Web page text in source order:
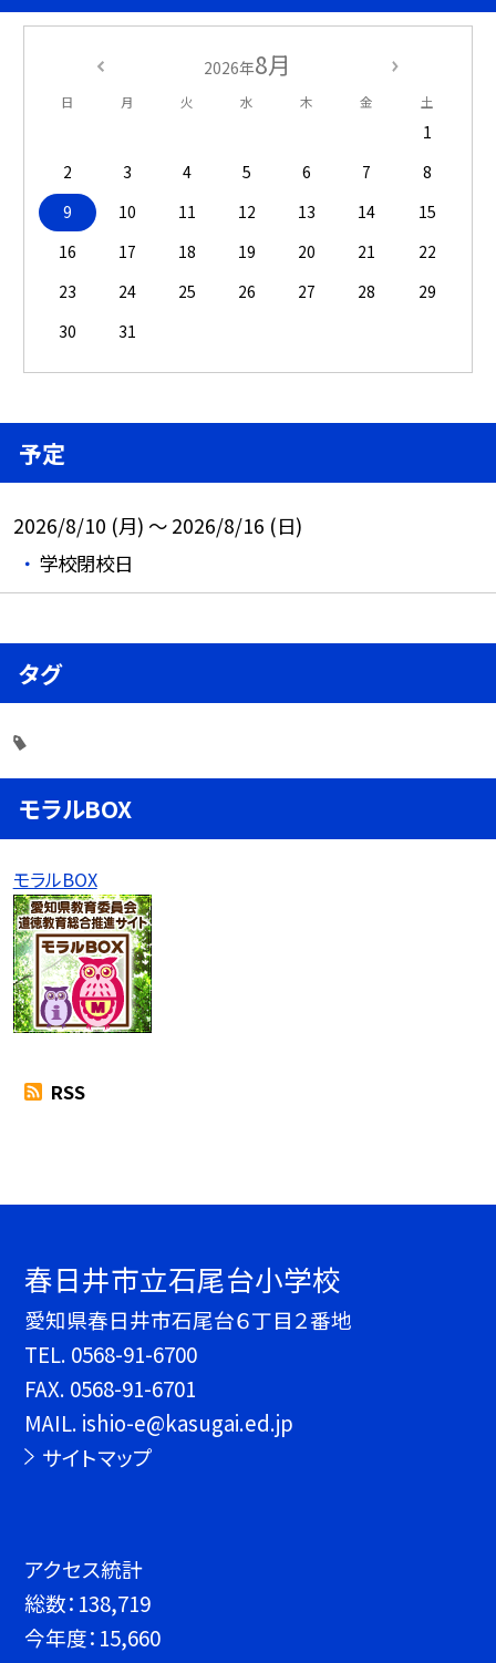
2026年8月
日 月 火 水 木 金 土
1
2
3 4 5 6 7
8
9
10 11 12 13 14
15
16
17 18 19 20 21
22
23
24 25 26 27 28
29
30
31
予定
2026/8/10 (月) ～ 2026/8/16 (日)
学校閉校日
タグ
モラルBOX
モラルBOX
RSS
春日井市立石尾台小学校
愛知県春日井市石尾台６丁目２番地
TEL. 0568-91-6700
FAX. 0568-91-6701
MAIL. ishio-e@kasugai.ed.jp
サイトマップ
アクセス統計
総数： 138,719
今年度： 15,660